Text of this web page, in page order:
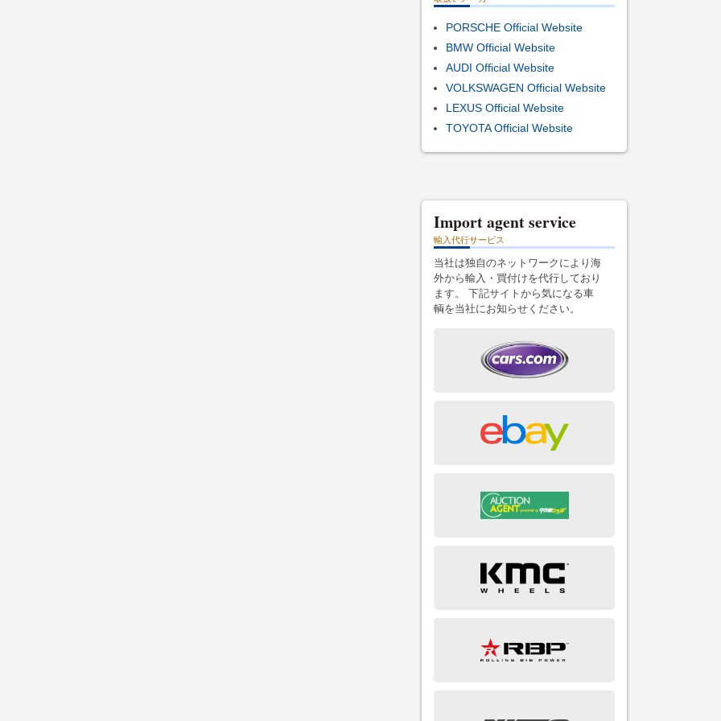
PORSCHE Official Website
BMW Official Website
AUDI Official Website
VOLKSWAGEN Official Website
LEXUS Official Website
TOYOTA Official Website
Import agent service
輸入代行サービス
当社は独自のネットワークにより海
外から輸入・買付けを代行しており
ます。 下記サイトから気になる車
輌を当社にお知らせください。